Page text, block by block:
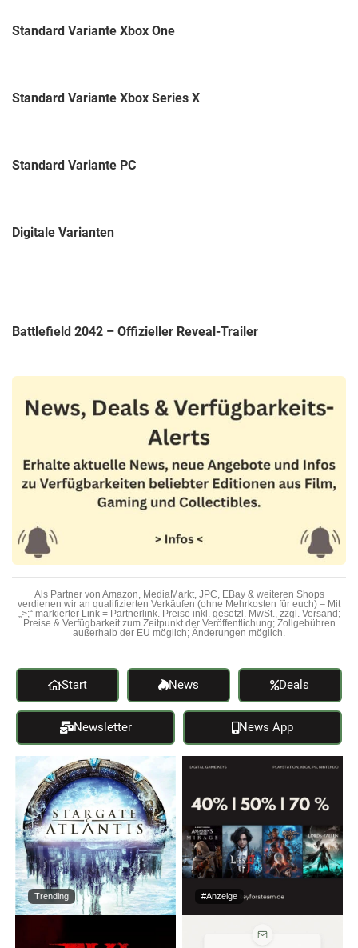
Standard Variante Xbox One
Standard Variante Xbox Series X
Standard Variante PC
Digitale Varianten
Battlefield 2042 – Offizieller Reveal-Trailer
Als Partner von Amazon, MediaMarkt, JPC, EBay & weiteren Shops
verdienen wir an qualifizierten Verkäufen (ohne Mehrkosten für euch) – Mit
„>;“ markierter Link = Partnerlink. Preise inkl. gesetzl. MwSt., zzgl. Versand;
Preise & Verfügbarkeit zum Zeitpunkt der Veröffentlichung; Zollgebühren
außerhalb der EU möglich; Änderungen möglich.
Start News Deals
Newsletter News App
Trending #Anzeige